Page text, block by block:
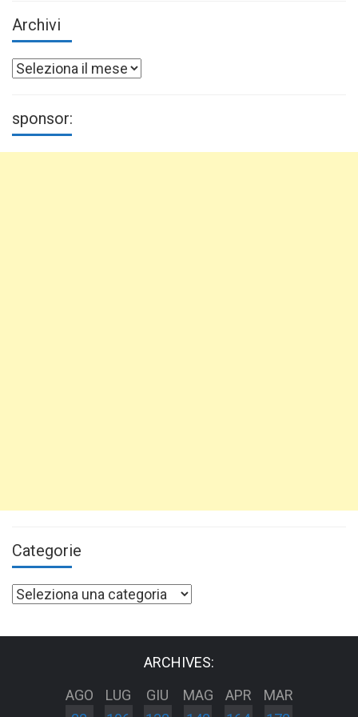
Archivi
Archivi
sponsor:
Categorie
Categorie
ARCHIVES:
AGO
LUG
GIU
MAG
APR
MAR